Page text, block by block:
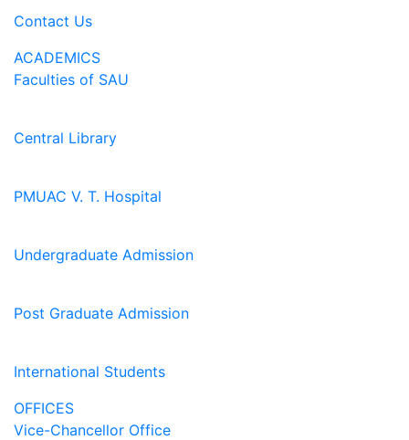
Contact Us
ACADEMICS
Faculties of SAU
Central Library
PMUAC V. T. Hospital
Undergraduate Admission
Post Graduate Admission
International Students
OFFICES
Vice-Chancellor Office